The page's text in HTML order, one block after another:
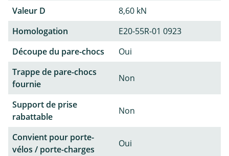
Valeur D
8,60 kN
Homologation
E20-55R-01 0923
Découpe du pare-chocs
Oui
Trappe de pare-chocs
fournie
Non
Support de prise
rabattable
Non
Convient pour porte-
vélos / porte-charges
Oui